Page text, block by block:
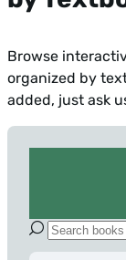
Browse
organized by
added, just ask